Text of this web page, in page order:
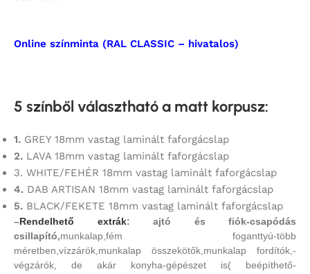
Online színminta (RAL CLASSIC – hivatalos)
5 színből választható a matt korpusz:
1. GREY 18mm vastag laminált faforgácslap
2. LAVA 18mm vastag laminált faforgácslap
3. WHITE/FEHÉR 18mm vastag laminált faforgácslap
4. DAB ARTISAN 18mm vastag laminált faforgácslap
5. BLACK/FEKETE 18mm vastag laminált faforgácslap
–Rendelhető extrák: ajtó és fiók-csapódás
csillapító,munkalap,fém foganttyú-több
méretben,vízzárók,munkalap összekötők,munkalap fordítók,-
végzárók, de akár konyha-gépészet is( beépíthető-